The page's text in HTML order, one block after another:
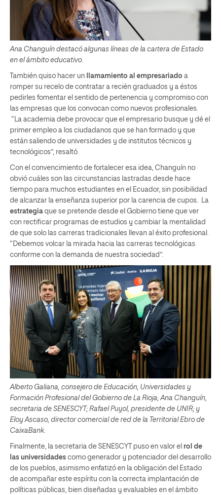
Ana Changuín destacó algunas líneas de la cartera de Estado
en el ámbito educativo.
También quiso hacer un llamamiento al empresariado a
romper su recelo de contratar a recién graduados y a éstos
pedirles fomentar el sentido de pertenencia y compromiso con
las empresas que los convocan como nuevos profesionales.
“La academia debe provocar que el empresario busque y dé el
primer empleo a los ciudadanos que se han formado y que
están saliendo de universidades y de institutos técnicos y
tecnológicos”, resaltó.
Con el convencimiento de fortalecer esa idea, Changuín no
obvió cuáles son las circunstancias lastradas desde hace
tiempo para muchos estudiantes en el Ecuador, sin posibilidad
de alcanzar la enseñanza superior por la carencia de cupos. La
estrategia que se pretende desde el Gobierno tiene que ver
con rectificar programas de estudios y cambiar la mentalidad
de que solo las carreras tradicionales llevan al éxito profesional.
“Debemos volcar la mirada hacia las carreras tecnológicas
conforme con la demanda de nuestra sociedad”.
Alberto Galiana, consejero de Educación, Universidades y
Formación Profesional del Gobierno de La Rioja; Ana Changuín,
secretaria de SENESCYT; Rafael Puyol, presidente de UNIR; y
Eloy Ascaso, director comercial de red de la Territorial Ebro de
CaixaBank.
Finalmente, la secretaria de SENESCYT puso en valor el rol de
las universidades como generador y potenciador del desarrollo
de los pueblos, asimismo enfatizó en la obligación del Estado
de acompañar este espíritu con la correcta implantación de
políticas públicas, bien diseñadas y evaluables en el ámbito